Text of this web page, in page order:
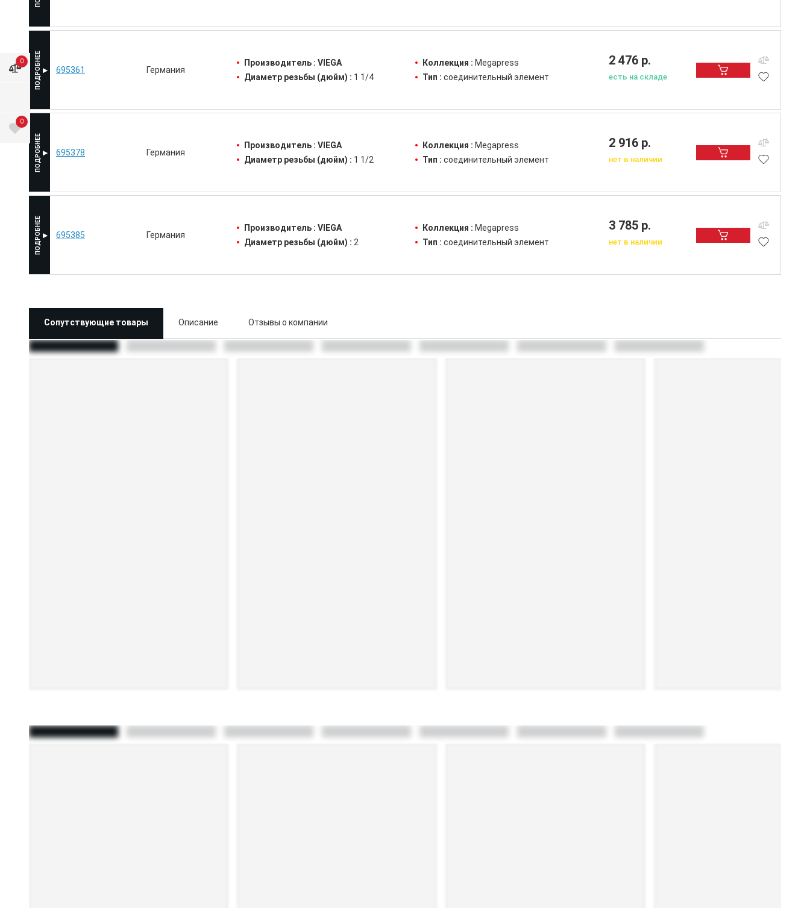
0
0
695361 Германия
Производитель : VIEGA Коллекция : Megapress
Диаметр резьбы (дюйм) : 1 1/4 Тип : соединительный элемент
2 476 р.
есть на складе
695378 Германия
Производитель : VIEGA Коллекция : Megapress
Диаметр резьбы (дюйм) : 1 1/2 Тип : соединительный элемент
2 916 р.
нет в наличии
695385 Германия
Производитель : VIEGA Коллекция : Megapress
Диаметр резьбы (дюйм) : 2 Тип : соединительный элемент
3 785 р.
нет в наличии
Сопутствующие товары Описание Отзывы о компании